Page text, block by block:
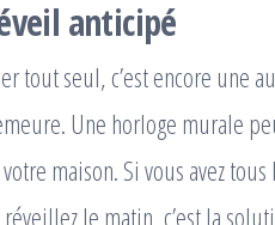
anticipé
tout seul, c’est encore une
Une horloge murale
maison. Si vous avez
le matin, c’est la